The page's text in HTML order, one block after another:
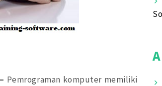
– Pemrograman komputer memiliki